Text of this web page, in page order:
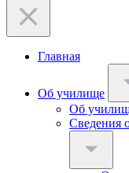
Главная
Об училище
Об
Сведения